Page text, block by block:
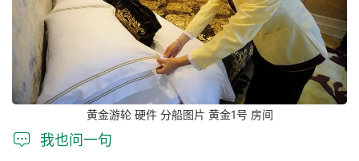
黄金游轮 硬件 分船图片 黄金1号 房间
 我也问一句